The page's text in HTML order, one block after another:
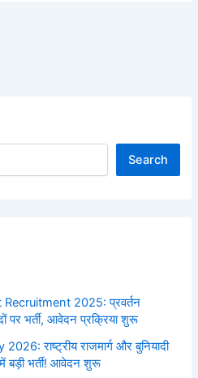
Search
2025: प्रवर्तन
पर भर्ती, आवेदन प्रक्रिया शुरू
राष्ट्रीय राजमार्ग और बुनियादी
बड़ी भर्ती! आवेदन शुरू